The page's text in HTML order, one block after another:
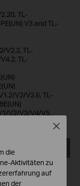
TL-
V3 and TL-
V2.2, TL-
TL-
V2/V2.6, TL-
V2/V3/V4/V5,
die
Aktivitäten zu
auf
der
Close